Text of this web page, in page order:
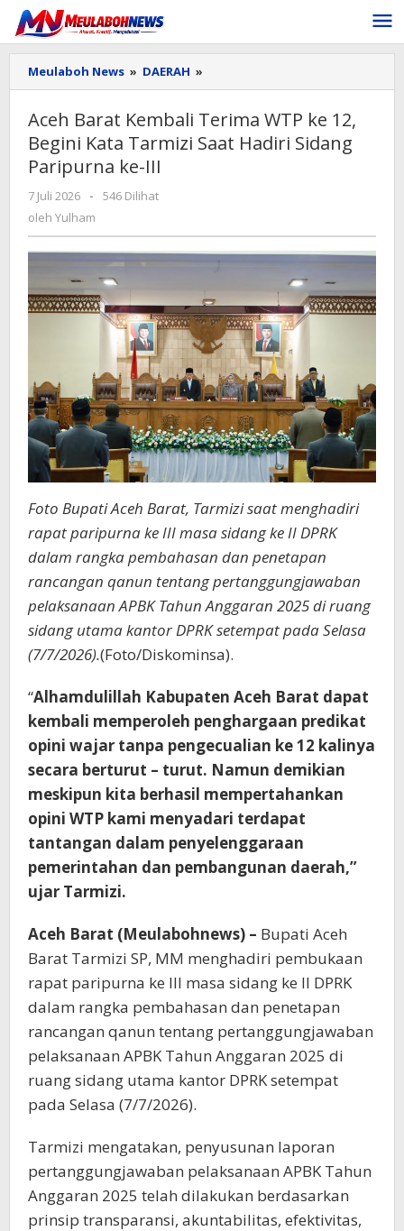
Lewati
konten
Meulaboh News » DAERAH »
Barat
Terima
WTP
Saat
Hadiri
Paripurna
ke-
III
Aceh Barat Kembali Terima WTP ke 12,
Begini Kata Tarmizi Saat Hadiri Sidang
Paripurna ke-III
7 Juli 2026
oleh
-
546 Dilihat
oleh Yulham
Foto Bupati Aceh Barat, Tarmizi saat menghadiri
rapat paripurna ke III masa sidang ke II DPRK
dalam rangka pembahasan dan penetapan
rancangan qanun tentang pertanggungjawaban
pelaksanaan APBK Tahun Anggaran 2025 di ruang
sidang utama kantor DPRK setempat pada Selasa
(7/7/2026).(Foto/Diskominsa).
“Alhamdulillah Kabupaten Aceh Barat dapat
kembali memperoleh penghargaan predikat
opini wajar tanpa pengecualian ke 12 kalinya
secara berturut – turut. Namun demikian
meskipun kita berhasil mempertahankan
opini WTP kami menyadari terdapat
tantangan dalam penyelenggaraan
pemerintahan dan pembangunan daerah,”
ujar Tarmizi.
Aceh Barat (Meulabohnews) – Bupati Aceh
Barat Tarmizi SP, MM menghadiri pembukaan
rapat paripurna ke III masa sidang ke II DPRK
dalam rangka pembahasan dan penetapan
rancangan qanun tentang pertanggungjawaban
pelaksanaan APBK Tahun Anggaran 2025 di
ruang sidang utama kantor DPRK setempat
pada Selasa (7/7/2026).
Tarmizi mengatakan, penyusunan laporan
pertanggungjawaban pelaksanaan APBK Tahun
Anggaran 2025 telah dilakukan berdasarkan
prinsip transparansi, akuntabilitas, efektivitas,